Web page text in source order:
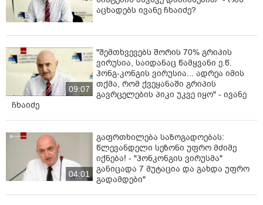
აცხადებს ივანე ჩხაიძე?
09:07
"შემთხვევებს შორის 70% გრიპის
ვირუსია, საიდანაც წამყვანი ე.წ.
ჰონგ-კონგის ვირუსია... ადრეა იმის
თქმა, რომ ქვეყანაში გრიპის
გავრცელების პიკი უკვე იყო" - ივანე
ჩხაიძე
04:01
გაფრთხილება საზოგადოებას:
წლევანდელი სეზონი უფრო მძიმე
იქნება! - "ჰონკონგის ვირუსმა"
განიცადა 7 მუტაცია და გახდა უფრო
გადამდები"